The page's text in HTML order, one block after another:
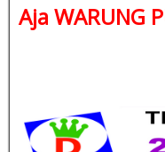
Aja WARUNG